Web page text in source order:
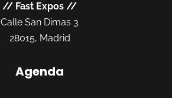
// Fast Expos //
Calle San Dimas 3
28015, Madrid
Agenda